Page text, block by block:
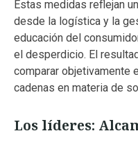
Estas medidas reflejan
desde la logística y la
educación del
el desperdicio. El
comparar objetivamente
cadenas en materia de
Los líderes: